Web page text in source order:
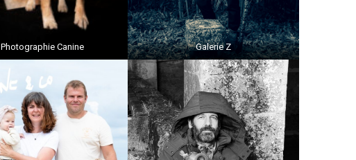
Photographie Canine Galerie Z